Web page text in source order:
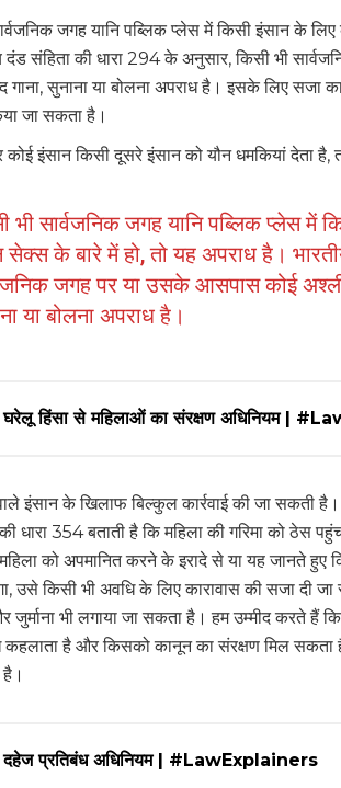
जगह यानि पब्लिक प्लेस में किसी इंसान के
दंड संहिता की धारा 294 के अनुसार, किसी भी
गाना, सुनाना या बोलना अपराध है। इसके लिए सजा
जा सकता है।
कोई इंसान किसी दूसरे इंसान को यौन धमकियां देता
भी सार्वजनिक जगह यानि पब्लिक प्लेस में
सेक्स के बारे में हो, तो यह अपराध है।
जगह पर या उसके आसपास कोई
या बोलना अपराध है।
घरेलू हिंसा से महिलाओं का संरक्षण अधिनियम |
इंसान के खिलाफ बिल्कुल कार्रवाई की जा सकती
धारा 354 बताती है कि महिला की गरिमा को
को अपमानित करने के इरादे से या यह जानते
उसे किसी भी अवधि के लिए कारावास की सजा दी
भी लगाया जा सकता है। हम उम्मीद करते हैं
कहलाता है और किसको कानून का संरक्षण मिल
है।
दहेज प्रतिबंध अधिनियम | #LawExplainers